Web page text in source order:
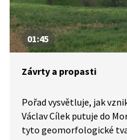
01:45
Závrty a propasti
Pořad vysvětluje, jak
Václav Cílek putuje do
tyto geomorfologické